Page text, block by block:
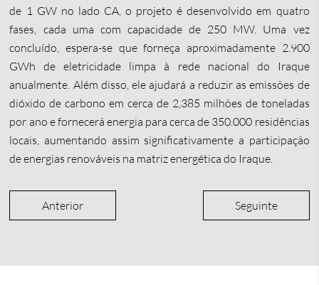
de 1 GW no lado CA, o projeto é desenvolvido em quatro
fases, cada uma com capacidade de 250 MW. Uma vez
concluído, espera-se que forneça aproximadamente 2.900
GWh de eletricidade limpa à rede nacional do Iraque
anualmente. Além disso, ele ajudará a reduzir as emissões de
dióxido de carbono em cerca de 2,385 milhões de toneladas
por ano e fornecerá energia para cerca de 350.000 residências
locais, aumentando assim significativamente a participação
de energias renováveis na matriz energética do Iraque.
Anterior Seguinte